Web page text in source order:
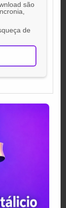
são
de